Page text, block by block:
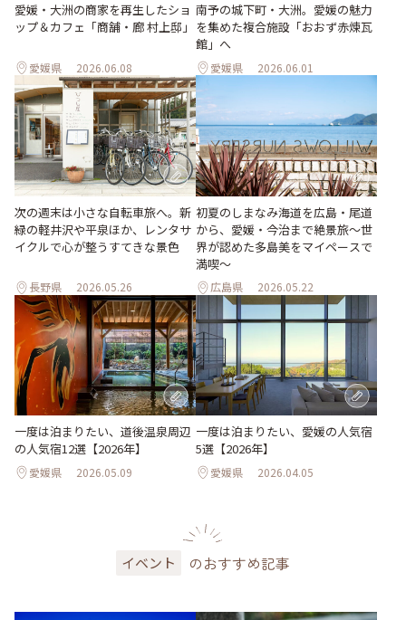
愛媛・大洲の商家を再生したショ
ップ＆カフェ「商舗・廊 村上邸」
愛媛県 2026.06.08
南予の城下町・大洲。愛媛の魅力
を集めた複合施設「おおず赤煉瓦
館」へ
愛媛県 2026.06.01
次の週末は小さな自転車旅へ。新
緑の軽井沢や平泉ほか、レンタサ
イクルで心が整うすてきな景色
長野県 2026.05.26
初夏のしまなみ海道を広島・尾道
から、愛媛・今治まで絶景旅〜世
界が認めた多島美をマイペースで
満喫〜
広島県 2026.05.22
一度は泊まりたい、道後温泉周辺
の人気宿12選【2026年】
愛媛県 2026.05.09
一度は泊まりたい、愛媛の人気宿
5選【2026年】
愛媛県 2026.04.05
イベント のおすすめ記事